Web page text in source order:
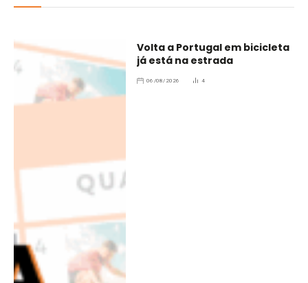
Volta a Portugal em bicicleta
já está na estrada
06/08/2026 4